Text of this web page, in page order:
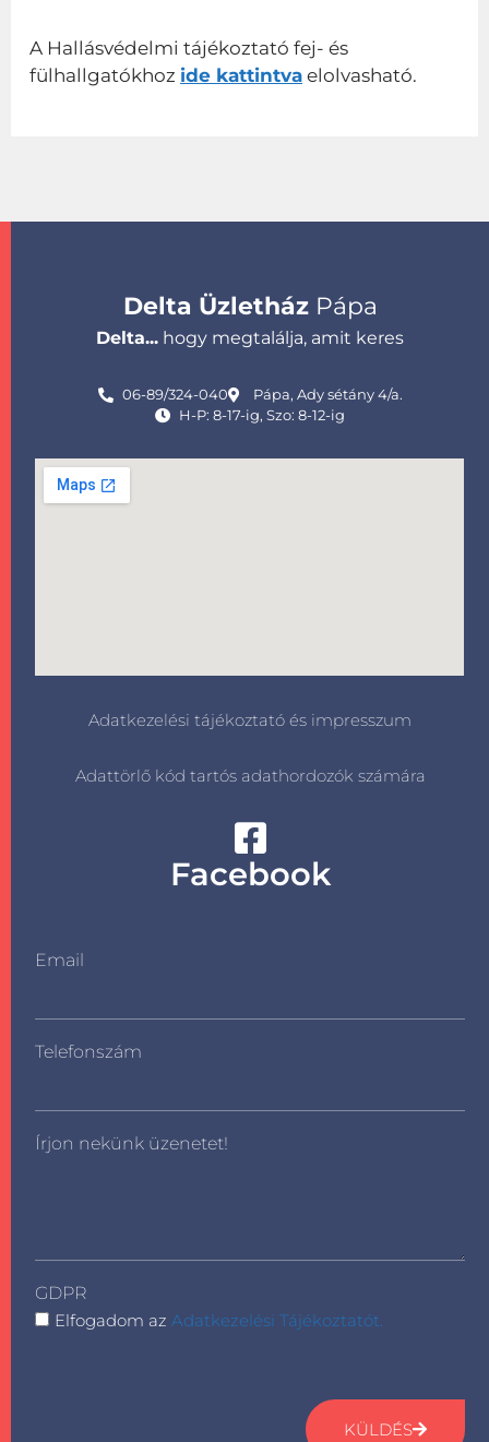
A Hallásvédelmi tájékoztató fej- és
fülhallgatókhoz ide kattintva elolvasható.
Delta ÜzletházPápa
Delta... hogy megtalálja, amit keres
06-89/324-040
Pápa, Ady sétány 4/a.
H-P: 8-17-ig, Szo: 8-12-ig
Adatkezelési tájékoztató és impresszum
Adattörlő kód tartós adathordozók számára
Facebook
Email
Telefonszám
Írjon nekünk üzenetet!
GDPR
Elfogadom azAdatkezelési Tájékoztatót.
KÜLDÉS